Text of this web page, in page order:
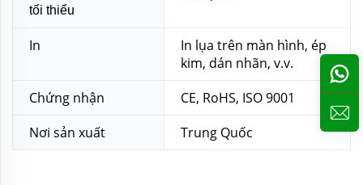
tối thiểu
In
In lụa trên màn hình, ép
kim, dán nhãn, v.v.
Chứng nhận
CE, RoHS, ISO 9001
Nơi sản xuất
Trung Quốc